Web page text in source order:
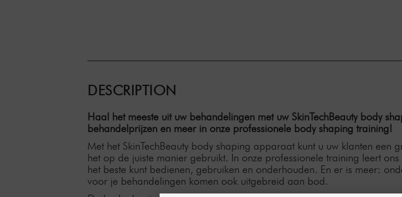
DESCRIPTION
Haal het meeste uit uw behandelingen met uw SkinTechBeauty body
behandelprijzen en meer in onze professionele body shaping training!
Met het SkinTechBeauty body shaping apparaat kunt u uw klanten
het op de juiste manier gebruikt. In onze professionele training leert
het beste kunt bedienen, gebruiken en onderhouden. En er is meer:
voor je behandelingen komen ook uitgebreid aan bod.